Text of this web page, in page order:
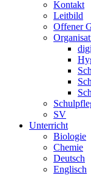
Kontakt
Leitbild
Offener
SV
Unterricht
Biologie
Chemie
Deutsch
Englisch